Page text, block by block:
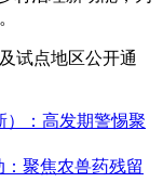
试点地区公开通
）：高发期警惕聚
聚焦农兽药残留